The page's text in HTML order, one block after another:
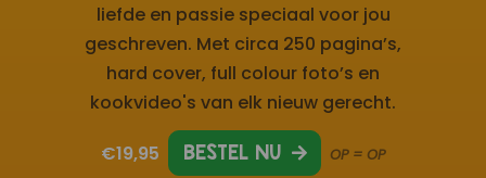
liefde en passie speciaal voor jou
geschreven. Met circa 250 pagina’s,
hard cover, full colour foto’s en
kookvideo's van elk nieuw gerecht.
€19,95 BESTEL NU OP = OP